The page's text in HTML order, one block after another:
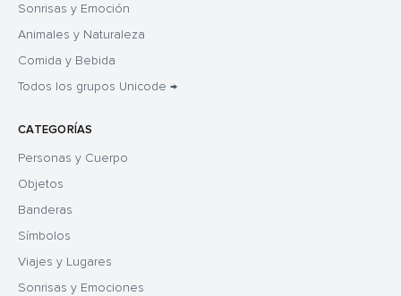
Sonrisas y Emoción
Animales y Naturaleza
Comida y Bebida
Todos los grupos Unicode →
CATEGORÍAS
Personas y Cuerpo
Objetos
Banderas
Símbolos
Viajes y Lugares
Sonrisas y Emociones